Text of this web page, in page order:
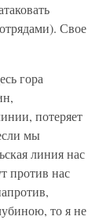
Свое
гора
потеряет
мы
линия нас
против нас
то я не